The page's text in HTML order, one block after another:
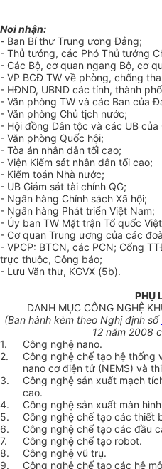
Nơi nhận:
- Ban Bí thư Trung ương Đảng;
- Thủ tướng, các Phó Thủ tướng
- Các Bộ, cơ quan ngang Bộ, cơ
- VP BCĐ TW về phòng, chống
- HĐND, UBND các tỉnh, thành
- Văn phòng TW và các Ban của
- Văn phòng Chủ tịch nước;
- Hội đồng Dân tộc và các UB của
- Văn phòng Quốc hội;
- Tòa án nhân dân tối cao;
- Viện Kiểm sát nhân dân tối cao;
- Kiểm toán Nhà nước;
- UB Giám sát tài chính QG;
- Ngân hàng Chính sách Xã hội;
- Ngân hàng Phát triển Việt Nam;
- Ủy ban TW Mặt trận Tổ quốc
- Cơ quan Trung ương của các
- VPCP: BTCN, các PCN; Cổng
trực thuộc, Công báo;
- Lưu Văn thư, KGVX (5b).
PHỤ
DANH MỤC CÔNG NGHỆ
(Ban hành kèm theo Nghị định số
12 năm 2008
1.
Công nghệ nano.
2.
Công nghệ chế tạo hệ thống
nano cơ điện tử (NEMS) và
3.
Công nghệ sản xuất mạch
cao.
4.
Công nghệ sản xuất màn
5.
Công nghệ chế tạo các thiết
6.
Công nghệ chế tạo các đầu
7.
Công nghệ chế tạo robot.
8.
Công nghệ vũ trụ.
9.
Công nghệ chế tạo các hệ